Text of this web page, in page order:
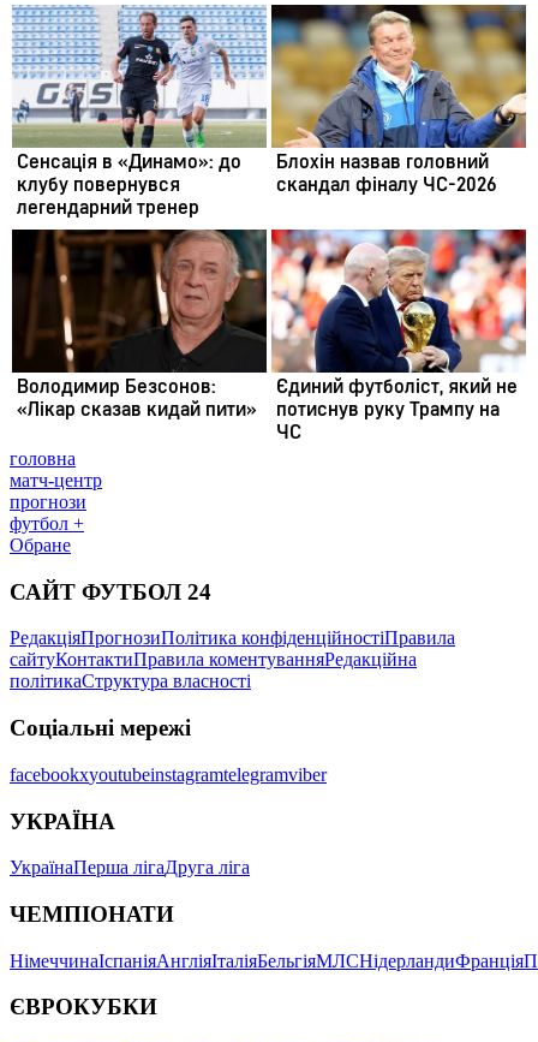
головна
матч-центр
прогнози
футбол +
Обране
САЙТ ФУТБОЛ 24
РедакціяПрогнозиПолітика конфіденційностіПравила
сайтуКонтактиПравила коментуванняРедакційна
політикаСтруктура власності
Соціальні мережі
facebookxyoutubeinstagramtelegramviber
УКРАЇНА
УкраїнаПерша лігаДруга ліга
ЧЕМПІОНАТИ
НімеччинаІспаніяАнгліяІталіяБельгіяМЛСНідерландиФранція
ЄВРОКУБКИ